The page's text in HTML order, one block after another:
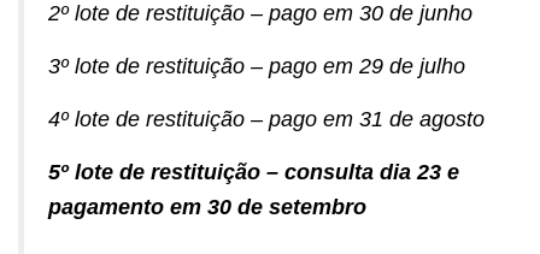
2º lote de restituição – pago em 30 de junho
3º lote de restituição – pago em 29 de julho
4º lote de restituição – pago em 31 de agosto
5º lote de restituição – consulta dia 23 e
pagamento em 30 de setembro